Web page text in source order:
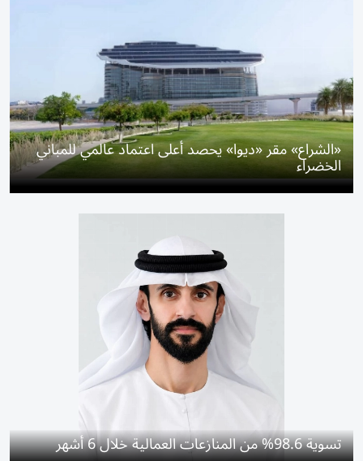
«الشراع» مقر «ديوا» يحصد أعلى اعتماد عالمي للمباني
الخضراء
تسوية 98.6% من المنازعات العمالية خلال 6 أشهر